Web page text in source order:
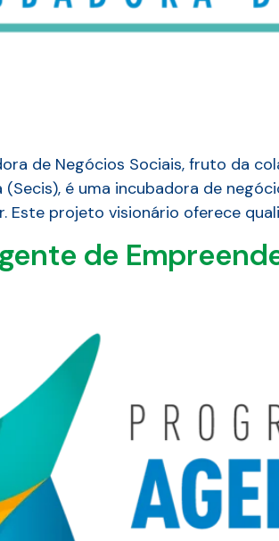
de Negócios Sociais, fruto da
(Secis), é uma incubadora de
Este projeto visionário oferece
de